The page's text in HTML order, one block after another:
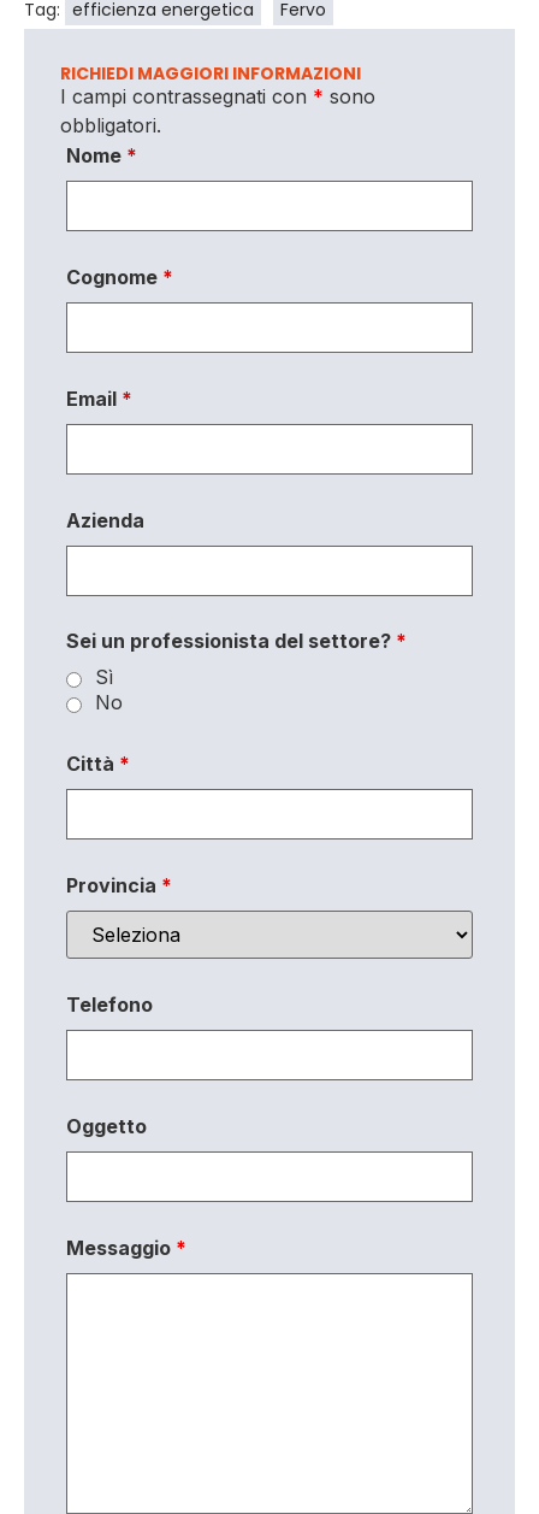
Tag: efficienza energetica Fervo
RICHIEDI MAGGIORI INFORMAZIONI
I campi contrassegnati con * sono
obbligatori.
Nome *
Cognome *
Email *
Azienda
Sei un professionista del settore? *
Sì
No
Città *
Provincia *
Telefono
Oggetto
Messaggio *